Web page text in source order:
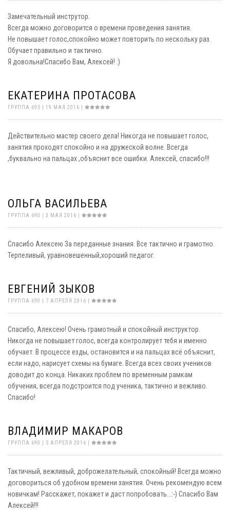
Замечательный инструтор.
Всегда можно договорится о времени проведения занятия.
Не повышает голос,спокойно может повторить по нескольку раз.
Обучает правильно и тактично.
Я довольна!Спасибо Вам, Алексей! :)
ЕКАТЕРИНА ПРОТАСОВА
ГРУППА 695 | 19 МАЯ 2016 |
Действительно мастер своего дела! Никогда не повышает голос,
занятия проходят спокойно и на дружеской волне. Всегда
,буквально на пальцах ,объяснит все ошибки. Алексей, спасибо!!!
ОЛЬГА ВАСИЛЬЕВА
ГРУППА 690 | 3 МАЯ 2016 |
Спасибо Алексею За переданные знания. Все тактично и грамотно.
Терпеливый, уравновешенный,хороший педагог.
ЕВГЕНИЙ ЗЫКОВ
ГРУППА 690 | 7 АПРЕЛЯ 2016 |
Спасибо, Алексею! Очень грамотный и спокойный инструктор.
Никогда не повышает голос, всегда контролирует тебя и именно
обучает. В процессе езды, остановится и на пальцах всё объяснит,
если надо, нарисует схемы на бумаге. Всегда всех своих учеников
доводит до конца. Никаких проблем по временным рамкам
обучения, всегда подстроится под ученика, тактично и вежливо.
Спасибо!
ВЛАДИМИР МАКАРОВ
ГРУППА 690 | 5 АПРЕЛЯ 2016 |
Тактичный, вежливый, доброжелательный, спокойный! Всегда можно
договориться об удобном времени занятия. Очень рекомендую всем
новичкам! Расскажет, покажет и даст попробовать...:-) Спасибо Вам
Алексей!!!